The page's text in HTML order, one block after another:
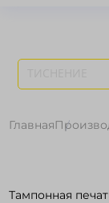
Главная
Тампонная